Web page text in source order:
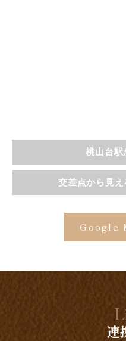
桃山台駅
交差点から見
Google
連